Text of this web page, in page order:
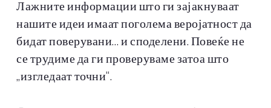
Лажните информации што ги зајакнуваат
нашите идеи имаат поголема веројатност да
бидат поверувани… и споделени. Повеќе не
се трудиме да ги проверуваме затоа што
„изгледаат точни“.